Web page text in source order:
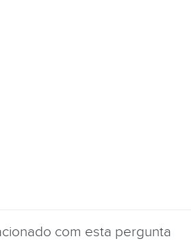
com esta pergunta